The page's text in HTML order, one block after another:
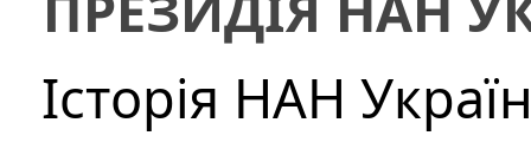
Історія НАН